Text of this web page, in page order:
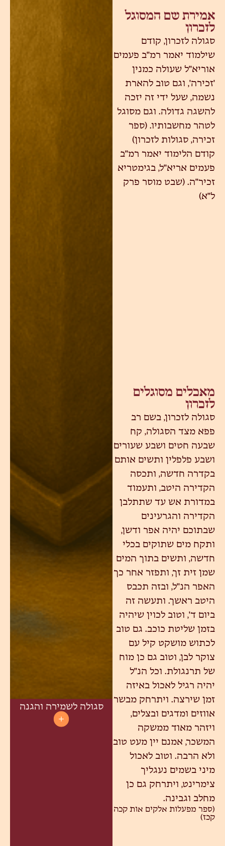
אמירת שם המסוגל
לזכרון
סגולה לזכרון, קודם
שילמוד יאמר רמ"ב פעמים
אוריא"ל שעולה כמנין
'זכירה', וגם טוב להארת
נשמה, שעל ידי זה יזכה
להשגה גדולה. וגם מסוגל
לטהר מחשבותיו. (ספר
זכירה, סגולות לזכרון)
קודם הלימוד יאמר רמ"ב
פעמים אריא"ל, בגימטריא
זכיר"ה. (שבט מוסר פרק
ל"א)
מאכלים מסוגלים
לזכרון
סגולה לזכרון, בשם רב
פפא מצד הסגולה, קח
שבעה חטים ושבע שעורים
ושבע פלפלין ותשים אותם
בקדרה חדשה, ותכסה
הקדירה היטב, ותעמוד
במדורת אש עד שתתלבן
הקדירה והגרעינים
שבתוכם יהיה אפר ודשן,
ותקח מים שתוקים בכלי
חדשה, ותשים בתוך המים
שמן זית זך, ותפזר אחר כך
האפר הנ"ל, ובזה תכבס
היטב ראשך. ותעשה זה
ביום ד', וטוב לכוין שיהיה
בזמן שליטת כוכב. גם טוב
לכתוש מושקט קיל עם
צוקר לבן, וטוב גם כן מוח
של תרנגולת. וכל הנ"ל
יהיה רגיל לאכול באיזה
זמן שירצה. ויתרחק מבשר
אווזים ומדגים ובצלים,
ויזהר מאוד ממשקה
המשכר, אמנם יין מעט טוב
ולא הרבה. וטוב לאכול
מיני בשמים נעגליך
צימרינט, ויתרחק גם כן
מחלב וגבינה.
(ספר מפעלות אלקים אות קכה
קכז)
סגולה לשמירה והגנה